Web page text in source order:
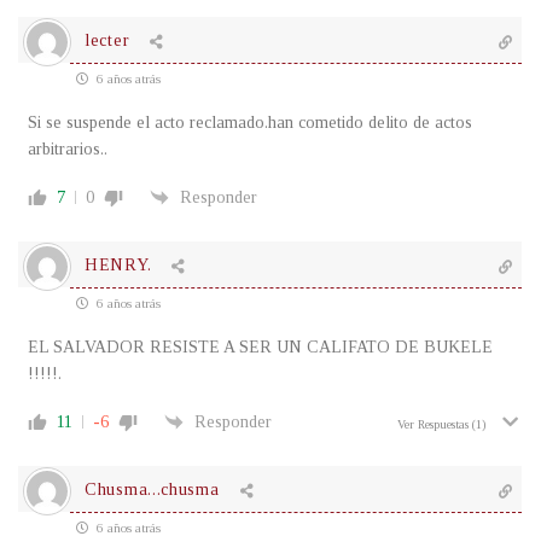
lecter
6 años atrás
Si se suspende el acto reclamado.han cometido delito de actos
arbitrarios..
7 0 Responder
HENRY.
6 años atrás
EL SALVADOR RESISTE A SER UN CALIFATO DE BUKELE
!!!!!.
11 -6 Responder Ver Respuestas (1)
Chusma...chusma
6 años atrás